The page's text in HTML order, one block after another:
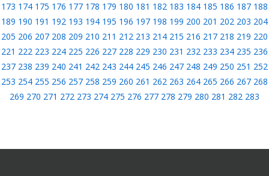
173 174 175 176 177 178 179 180 181 182 183 184 185 186 187 188
189 190 191 192 193 194 195 196 197 198 199 200 201 202 203 204
205 206 207 208 209 210 211 212 213 214 215 216 217 218 219 220
221 222 223 224 225 226 227 228 229 230 231 232 233 234 235 236
237 238 239 240 241 242 243 244 245 246 247 248 249 250 251 252
253 254 255 256 257 258 259 260 261 262 263 264 265 266 267 268
269 270 271 272 273 274 275 276 277 278 279 280 281 282 283